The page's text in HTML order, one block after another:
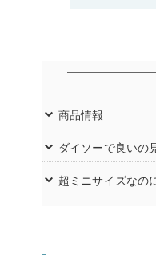
商品情報
ダイソーで良いの
超ミニサイズなの